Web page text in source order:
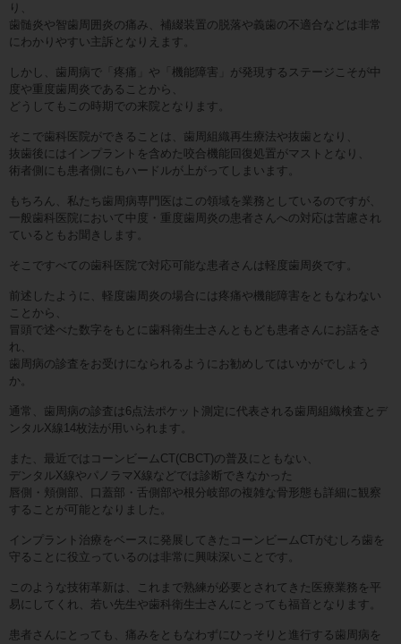
り、
歯髄炎や智歯周囲炎の痛み、補綴装置の脱落や義歯の不適合などは非常
にわかりやすい主訴となりえます。
しかし、歯周病で「疼痛」や「機能障害」が発現するステージこそが中
度や重度歯周炎であることから、
どうしてもこの時期での来院となります。
そこで歯科医院ができることは、歯周組織再生療法や抜歯となり、
抜歯後にはインプラントを含めた咬合機能回復処置がマストとなり、
術者側にも患者側にもハードルが上がってしまいます。
もちろん、私たち歯周病専門医はこの領域を業務としているのですが、
一般歯科医院において中度・重度歯周炎の患者さんへの対応は苦慮され
ているともお聞きします。
そこですべての歯科医院で対応可能な患者さんは軽度歯周炎です。
前述したように、軽度歯周炎の場合には疼痛や機能障害をともなわない
ことから、
冒頭で述べた数字をもとに歯科衛生士さんともども患者さんにお話をさ
れ、
歯周病の診査をお受けになられるようにお勧めしてはいかがでしょう
か。
通常、歯周病の診査は6点法ポケット測定に代表される歯周組織検査とデ
ンタルX線14枚法が用いられます。
また、最近ではコーンビームCT(CBCT)の普及にともない、
デンタルX線やパノラマX線などでは診断できなかった
唇側・頬側部、口蓋部・舌側部や根分岐部の複雑な骨形態も詳細に観察
することが可能となりました。
インプラント治療をベースに発展してきたコーンビームCTがむしろ歯を
守ることに役立っているのは非常に興味深いことです。
このような技術革新は、これまで熟練が必要とされてきた医療業務を平
易にしてくれ、若い先生や歯科衛生士さんにとっても福音となります。
患者さんにとっても、痛みをともなわずにひっそりと進行する歯周病を